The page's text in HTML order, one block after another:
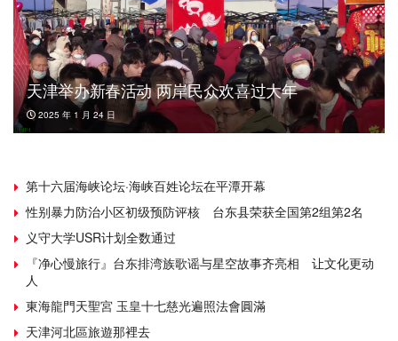
天津举办新春活动 两岸民众欢喜过大年
2025 年 1 月 24 日
第十六届海峡论坛·海峡百姓论坛在平潭开幕
性别暴力防治小区初级预防评核 台东县荣获全国第2组第2名
义守大学USR计划全数通过
『净心慢旅行』台东排湾族歌谣与星空故事齐亮相 让文化更动
人
東海龍門天聖宮 玉皇十七慈光遍照法會圓滿
天津河北區旅遊那裡去